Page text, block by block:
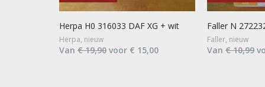
Herpa H0 316033 DAF XG + wit
Herpa, nieuw
Van € 19,90 voor € 15,00
Faller N
Faller, nieuw
Van € 10,99